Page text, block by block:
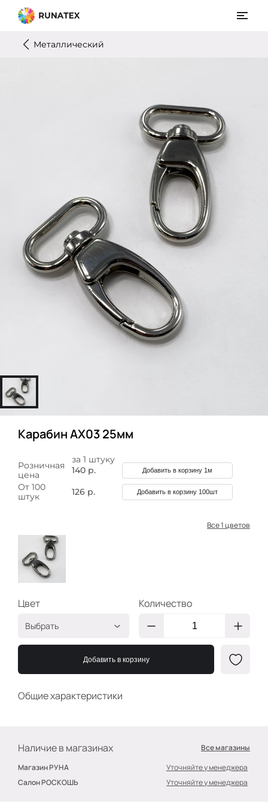
Металлический
Карабин AX03 25мм
Общие характеристики
за 1 штуку
Розничная
цена
140 р. Добавить в корзину 1м
От 100
штук
126 р. Добавить в корзину 100шт
Все 1 цветов
Наличие в магазинах
Все магазины
Магазин РУНА
Уточняйте у менеджера
Салон РОСКОШЬ
Уточняйте у менеджера
Цвет
Выбрать
25 мм
2400000199366
Количество
Добавить в корзину